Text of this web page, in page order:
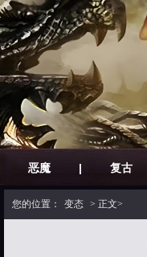
恶魔 | 复古
您的位置： 变态 > 正文>